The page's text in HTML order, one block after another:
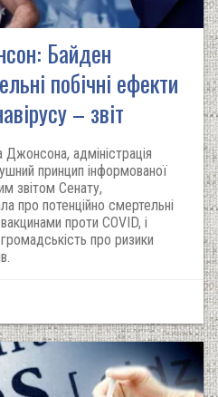
Байден
побічні ефекти
– звіт
адміністрація
принцип інформованої
звітом Сенату,
про потенційно смертельні
проти COVID, і
про ризики